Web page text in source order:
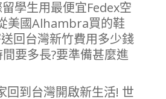
學生用最便宜Fedex空
美國Alhambra買的鞋
回台灣新竹費用多少錢
要多長?要準備甚麼進
回到台灣開啟新生活! 世